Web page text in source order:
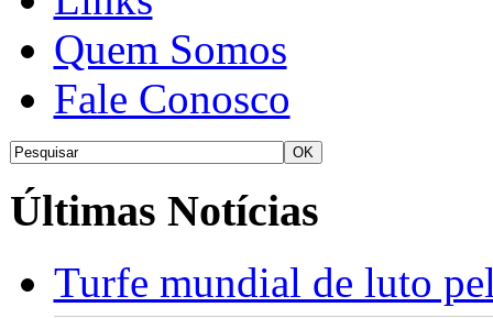
Quem Somos
Fale Conosco
Últimas Notícias
Turfe mundial de luto